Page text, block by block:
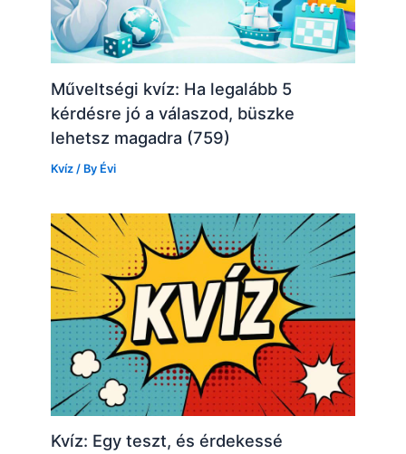
Műveltségi kvíz: Ha legalább 5
kérdésre jó a válaszod, büszke
lehetsz magadra (759)
Kvíz / By Évi
Kvíz: Egy teszt, és érdekessé